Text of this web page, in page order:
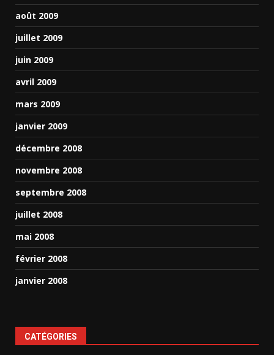
août 2009
juillet 2009
juin 2009
avril 2009
mars 2009
janvier 2009
décembre 2008
novembre 2008
septembre 2008
juillet 2008
mai 2008
février 2008
janvier 2008
CATÉGORIES